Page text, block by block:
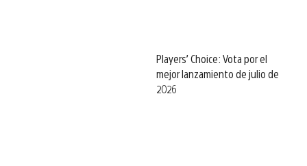
Players’ Choice: Vota por el
mejor lanzamiento de julio de
2026